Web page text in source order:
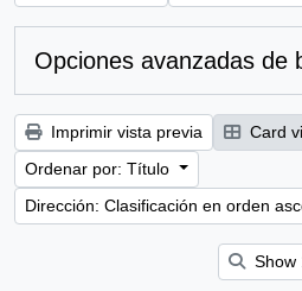
Opciones avanzadas de
Imprimir vista previa Card
Ordenar por: Título
Dirección: Clasificación en orden
Show